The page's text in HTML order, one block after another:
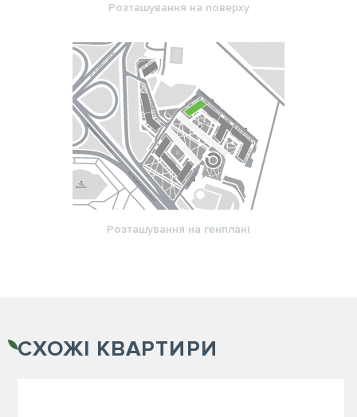
Розташування на поверху
Розташування на генплані
СХОЖІ КВАРТИРИ